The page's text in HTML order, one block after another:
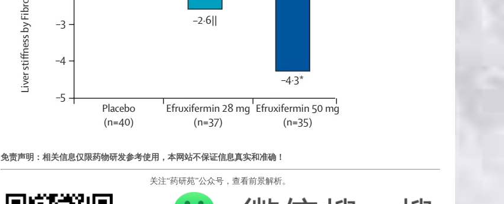
免责声明：相关信息仅限药物研发参考使用，本网站不保证信息真实和准确！
关注“药研苑”公众号，查看前景解析。